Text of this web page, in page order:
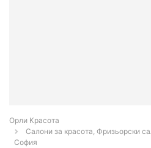
Орли Красота
Салони за красота, Фризьорски
София